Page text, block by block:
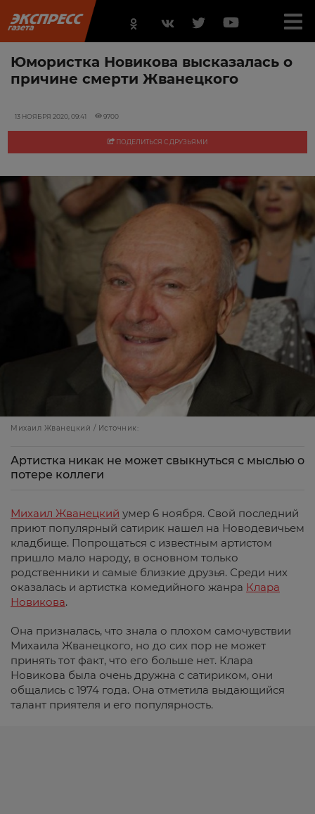
Юмористка Новикова высказалась о
причине смерти Жванецкого
13 НОЯБРЯ 2020, 09:41 9700
ПОДЕЛИТЬСЯ С ДРУЗЬЯМИ
Михаил Жванецкий / Источник:
Артистка никак не может свыкнуться с мыслью о
потере коллеги
Михаил Жванецкий умер 6 ноября. Свой последний
приют популярный сатирик нашел на Новодевичьем
кладбище. Попрощаться с известным артистом
пришло мало народу, в основном только
родственники и самые близкие друзья. Среди них
оказалась и артистка комедийного жанра Клара
Новикова.
Она призналась, что знала о плохом самочувствии
Михаила Жванецкого, но до сих пор не может
принять тот факт, что его больше нет. Клара
Новикова была очень дружна с сатириком, они
общались с 1974 года. Она отметила выдающийся
талант приятеля и его популярность.